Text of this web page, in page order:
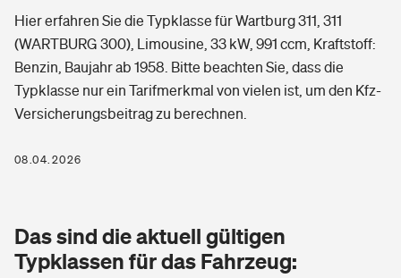
Grundfähigkeitsversicherung
Arbeitsrechtsschutz
Berufshaftpflichtversicherung
Zur Übersicht
Tools
Elementarversicherung
Glasversicherung
Freizeit
Pri­vate Haft­pflicht­
Kinderunfall­ver­si­che­rung
Gesundheit
Private Krankenversicherung
Dread-Disease-Versicherung
Hier erfahren Sie die Typklasse für Wartburg 311, 311
(WARTBURG 300), Limousine, 33 kW, 991 ccm, Kraftstoff:
Benzin, Baujahr ab 1958. Bitte beachten Sie, dass die
Typklasse nur ein Tarifmerkmal von vielen ist, um den Kfz-
Versicherungsbeitrag zu berechnen.
08.04.2026
Das sind die aktuell gültigen
Typklassen für das Fahrzeug: